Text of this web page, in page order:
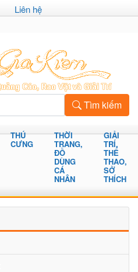
Liên hệ
Tìm kiếm
THÚ
CƯNG
THỜI
TRANG,
ĐỒ
DÙNG
CÁ
NHÂN
GIẢI
TRÍ,
THỂ
THAO,
SỞ
THÍCH